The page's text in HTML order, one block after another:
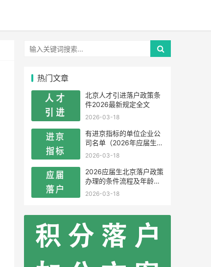
热门文章
北京人才引进落户政策条
件2026最新规定全文
2026-03-18
有进京指标的单位企业公
司名单（2026年应届生留
学生）
2026-03-18
2026应届生北京落户政策
办理的条件流程及年龄限
制
2026-03-18